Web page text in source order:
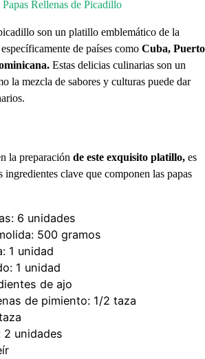
Rellenas de Picadillo
son un platillo emblemático de la
de países como Cuba, Puerto
Estas delicias culinarias son un
la mezcla de sabores y culturas puede dar
la preparación de este exquisito platillo, es
clave que componen las papas
6 unidades
500 gramos
1 unidad
1 unidad
de ajo
de pimiento: 1/2 taza
2 unidades